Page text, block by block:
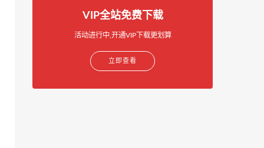
VIP全站免费下载
活动进行中,开通VIP下载更划算
立即查看